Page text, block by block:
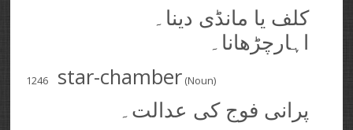
کلف یا مانڈی دینا۔
اہارچڑھانا۔
1246 star-chamber (Noun)
پرانی فوج کی عدالت۔